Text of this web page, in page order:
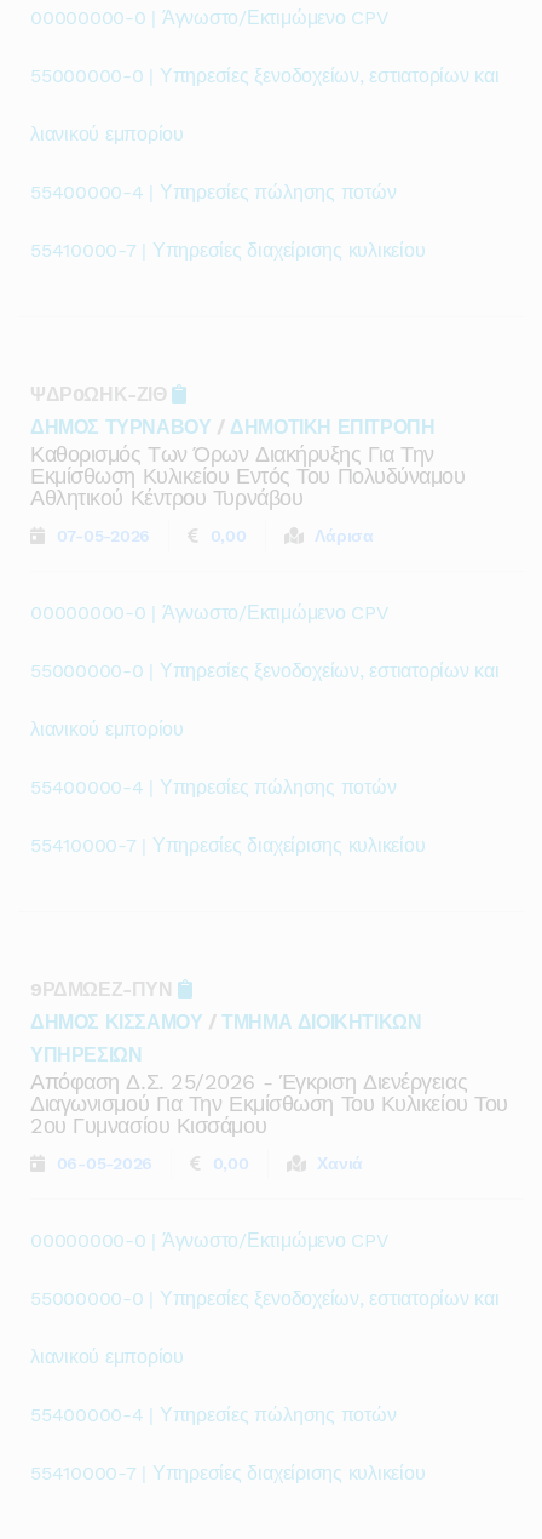
00000000-0 | Άγνωστο/Εκτιμώμενο CPV
55000000-0 | Υπηρεσίες ξενοδοχείων, εστιατορίων και
λιανικού εμπορίου
55400000-4 | Υπηρεσίες πώλησης ποτών
55410000-7 | Υπηρεσίες διαχείρισης κυλικείου
ΨΔΡ0ΩΗΚ-ΖΙΘ
ΔΗΜΟΣ ΤΥΡΝΑΒΟΥ / ΔΗΜΟΤΙΚΗ ΕΠΙΤΡΟΠΗ
Καθορισμός Των Όρων Διακήρυξης Για Την
Εκμίσθωση Κυλικείου Εντός Του Πολυδύναμου
Αθλητικού Κέντρου Τυρνάβου
07-05-2026 0,00 Λάρισα
00000000-0 | Άγνωστο/Εκτιμώμενο CPV
55000000-0 | Υπηρεσίες ξενοδοχείων, εστιατορίων και
λιανικού εμπορίου
55400000-4 | Υπηρεσίες πώλησης ποτών
55410000-7 | Υπηρεσίες διαχείρισης κυλικείου
9ΡΔΜΩΕΖ-ΠΥΝ
ΔΗΜΟΣ ΚΙΣΣΑΜΟΥ /ΤΜΗΜΑ ΔΙΟΙΚΗΤΙΚΩΝ
ΥΠΗΡΕΣΙΩΝ
Απόφαση Δ.σ. 25/2026 - Έγκριση Διενέργειας
Διαγωνισμού Για Την Εκμίσθωση Του Κυλικείου Του
2ου Γυμνασίου Κισσάμου
06-05-2026 0,00 Χανιά
00000000-0 | Άγνωστο/Εκτιμώμενο CPV
55000000-0 | Υπηρεσίες ξενοδοχείων, εστιατορίων και
λιανικού εμπορίου
55400000-4 | Υπηρεσίες πώλησης ποτών
55410000-7 | Υπηρεσίες διαχείρισης κυλικείου